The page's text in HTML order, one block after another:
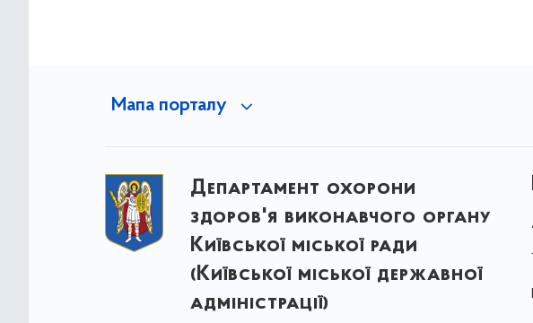
Мапа порталу
Департамент охорони
здоров'я виконавчого органу
Київської міської ради
(Київської міської державної
адміністрації)